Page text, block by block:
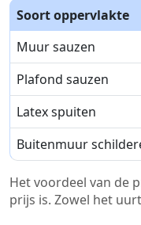
Soort oppervlakte
Muur sauzen
Plafond sauzen
Latex spuiten
Buitenmuur
Het voordeel van de
prijs is. Zowel het